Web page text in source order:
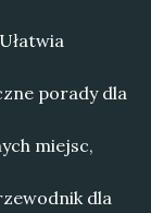
porady dla
miejsc,
dla